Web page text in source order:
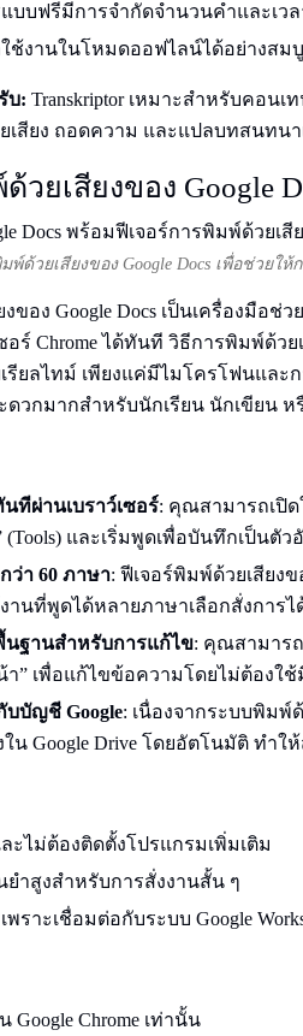
บบฟรีมีการจำกัดจำนวนคำและเว
ช้งานในโหมดออฟไลน์ได้อย่างสม
บ: Transkriptor เหมาะสำหรับคอน
เสียง ถอดความ และแปลบทสนทน
วยเสียงของ Google
พ์ด้วยเสียงของ Google Docs เพื่อช่วยใ
ของ Google Docs เป็นเครื่องมือ
อร์ Chrome ได้ทันที วิธีการพิมพ์ด้ว
ยลไทม์ เพียงแค่มีไมโครโฟนและ
ดวกมากสำหรับนักเรียน นักเขียน
ทีผ่านเบราว์เซอร์: คุณสามารถเปิด
(Tools) และเริ่มพูดเพื่อบันทึกเป็น
ว่า 60 ภาษา: ฟีเจอร์พิมพ์ด้วยเสียงข
านที่พูดได้หลายภาษาเลือกสั่งการ
นฐานสำหรับการแก้ไข: คุณสามารถ
า” เพื่อแก้ไขข้อความโดยไม่ต้องใ
บัญชี Google: เนื่องจากระบบพิมพ์
น Google Drive โดยอัตโนมัติ ทำ
ะไม่ต้องติดตั้งโปรแกรมเพิ่มเติม
ำสูงสำหรับการสั่งงานสั้น ๆ
พราะเชื่อมต่อกับระบบ Google
Google Chrome เท่านั้น